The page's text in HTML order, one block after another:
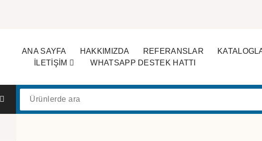
ANA SAYFA HAKKIMIZDA REFERANSLAR
İLETİŞİM
WHATSAPP DESTEK HATTI